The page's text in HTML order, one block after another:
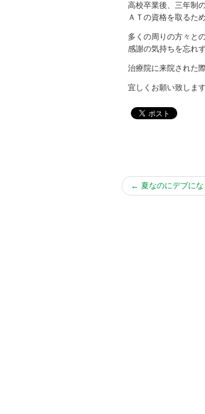
高校卒業後、三年制
ＡＴの資格を取るた
多くの周りの方々と
感謝の気持ちを忘れ
治療院に来院された
宜しくお願い致しま
← 夏なのにデブに